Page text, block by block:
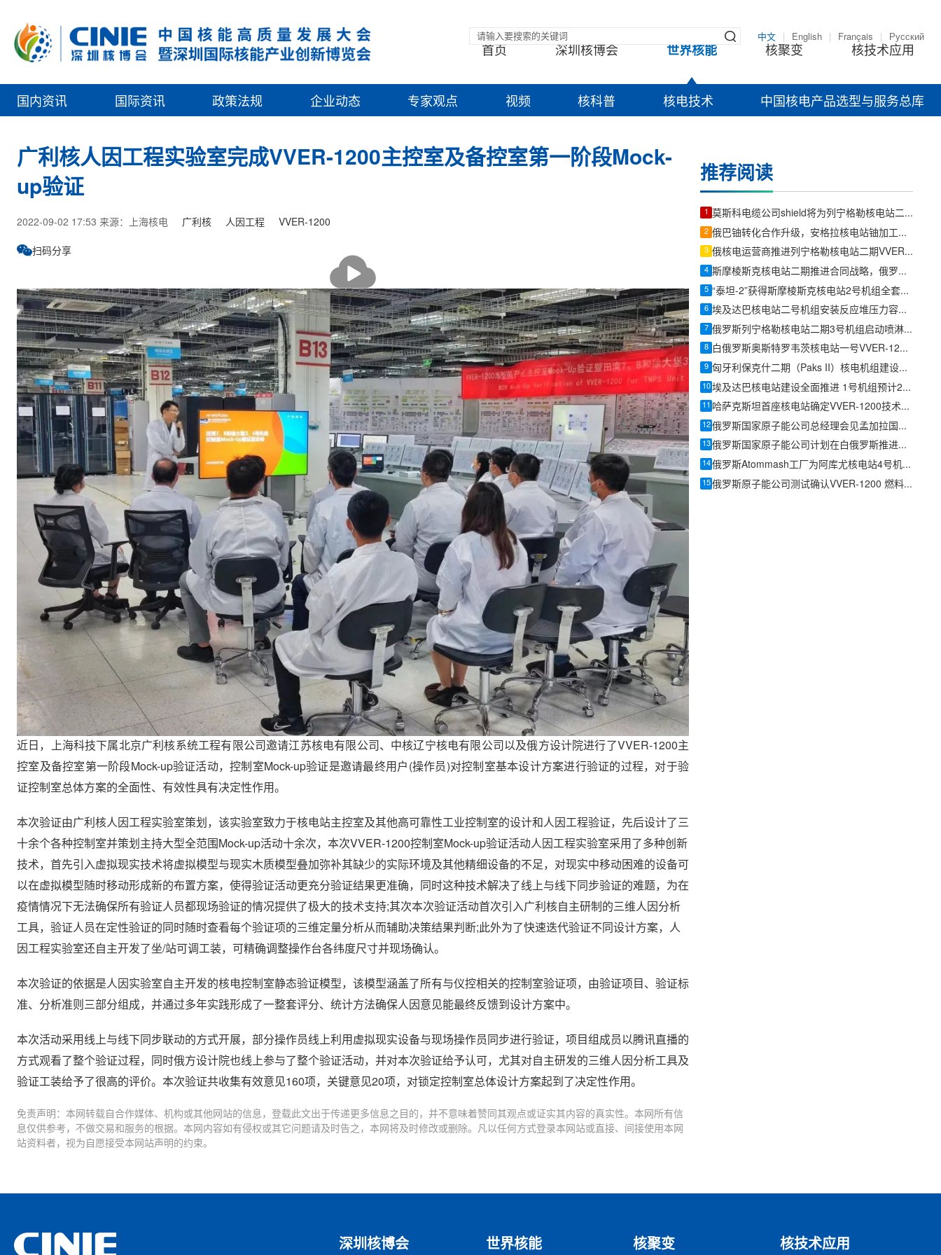
中文 English Français Русский
首页 深圳核博会 世界核能 核聚变 核技术应用
国内资讯 国际资讯 政策法规 企业动态 专家观点 视频 核科普 核电技术 中国核电产品选型与服务总库
广利核人因工程实验室完成VVER-1200主控室及备控室第一阶段Mock-
up验证
2022-09-02 17:53 来源：上海核电 广利核 人因工程 VVER-1200
扫码分享
放
近日，上海科技下属北京广利核系统工程有限公司邀请江苏核电有限公司、中核辽宁核电有限公司以及俄方设计院进行了VVER-1200主
控室及备控室第一阶段Mock-up验证活动，控制室Mock-up验证是邀请最终用户(操作员)对控制室基本设计方案进行验证的过程，对于验
证控制室总体方案的全面性、有效性具有决定性作用。
本次验证由广利核人因工程实验室策划，该实验室致力于核电站主控室及其他高可靠性工业控制室的设计和人因工程验证，先后设计了三
十余个各种控制室并策划主持大型全范围Mock-up活动十余次，本次VVER-1200控制室Mock-up验证活动人因工程实验室采用了多种创新
技术，首先引入虚拟现实技术将虚拟模型与现实木质模型叠加弥补其缺少的实际环境及其他精细设备的不足，对现实中移动困难的设备可
以在虚拟模型随时移动形成新的布置方案，使得验证活动更充分验证结果更准确，同时这种技术解决了线上与线下同步验证的难题，为在
疫情情况下无法确保所有验证人员都现场验证的情况提供了极大的技术支持;其次本次验证活动首次引入广利核自主研制的三维人因分析
工具，验证人员在定性验证的同时随时查看每个验证项的三维定量分析从而辅助决策结果判断;此外为了快速迭代验证不同设计方案，人
因工程实验室还自主开发了坐/站可调工装，可精确调整操作台各纬度尺寸并现场确认。
本次验证的依据是人因实验室自主开发的核电控制室静态验证模型，该模型涵盖了所有与仪控相关的控制室验证项，由验证项目、验证标
准、分析准则三部分组成，并通过多年实践形成了一整套评分、统计方法确保人因意见能最终反馈到设计方案中。
本次活动采用线上与线下同步联动的方式开展，部分操作员线上利用虚拟现实设备与现场操作员同步进行验证，项目组成员以腾讯直播的
方式观看了整个验证过程，同时俄方设计院也线上参与了整个验证活动，并对本次验证给予认可，尤其对自主研发的三维人因分析工具及
验证工装给予了很高的评价。本次验证共收集有效意见160项，关键意见20项，对锁定控制室总体设计方案起到了决定性作用。
免责声明：本网转载自合作媒体、机构或其他网站的信息，登载此文出于传递更多信息之目的，并不意味着赞同其观点或证实其内容的真实性。本网所有信
息仅供参考，不做交易和服务的根据。本网内容如有侵权或其它问题请及时告之，本网将及时修改或删除。凡以任何方式登录本网站或直接、间接使用本网
站资料者，视为自愿接受本网站声明的约束。
推荐阅读
1 莫斯科电缆公司shield将为列宁格勒核电站二期3、4号机组供应4公里母线槽
2 俄巴铀转化合作升级，安格拉核电站铀加工量提高25%
3 俄核电运营商推进列宁格勒核电站二期VVER-1200新机组建设
4 斯摩棱斯克核电站二期推进合同战略，俄罗斯加速新一轮核电建设布局
5 “泰坦-2”获得斯摩棱斯克核电站2号机组全套设备采购授权
6 埃及达巴核电站二号机组安装反应堆压力容器，首台机组计划2028年并网发电
7 俄罗斯列宁格勒核电站二期3号机组启动喷淋水池建设
8 白俄罗斯奥斯特罗韦茨核电站一号VVER-1200机组安全运行满五年
9 匈牙利保克什二期（Paks II）核电机组建设进展：5号机组浇筑混凝土，6号机组基坑开挖过半
10 埃及达巴核电站建设全面推进 1号机组预计2029年投运
11 哈萨克斯坦首座核电站确定VVER-1200技术路线，计划2034年投运
12 俄罗斯国家原子能公司总经理会见孟加拉国总理 讨论路布尔(Rooppur)核电站建设进展
13 俄罗斯国家原子能公司计划在白俄罗斯推进奥斯特罗韦茨核电站三号机组建设
14 俄罗斯Atommash工厂为阿库尤核电站4号机组试装VVER-1200反应堆容器
15 俄罗斯原子能公司测试确认VVER-1200 燃料的可靠性
深圳核博会 世界核能 核聚变 核技术应用